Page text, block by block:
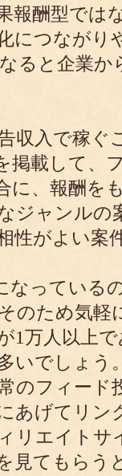
報酬型では
につながり
ると企業
収入で稼ぐ
掲載して、
に、報酬を
ジャンルの
性がよい案
なっている
のため気軽
1万人以上
いでしょう
のフィード
あげてリン
リエイトサ
見てもらう